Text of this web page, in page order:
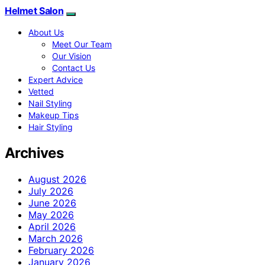
Helmet Salon
About Us
Meet Our Team
Our Vision
Contact Us
Expert Advice
Vetted
Nail Styling
Makeup Tips
Hair Styling
Archives
August 2026
July 2026
June 2026
May 2026
April 2026
March 2026
February 2026
January 2026